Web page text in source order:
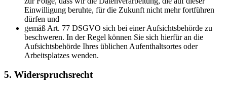
Einwilligung beruhte, für die Zukunft nicht mehr fortführen
dürfen und
gemäß Art. 77 DSGVO sich bei einer Aufsichtsbehörde zu
beschweren. In der Regel können Sie sich hierfür an die
Aufsichtsbehörde Ihres üblichen Aufenthaltsortes oder
Arbeitsplatzes wenden.
5. Widerspruchsrecht